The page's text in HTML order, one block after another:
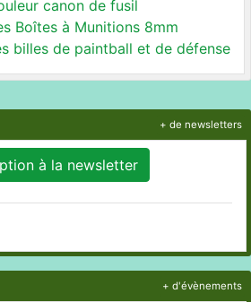
canon de fusil
Boîtes à Munitions 8mm
billes de paintball et de défense
à la newsletter
+ de newsletters
+ d'évènements